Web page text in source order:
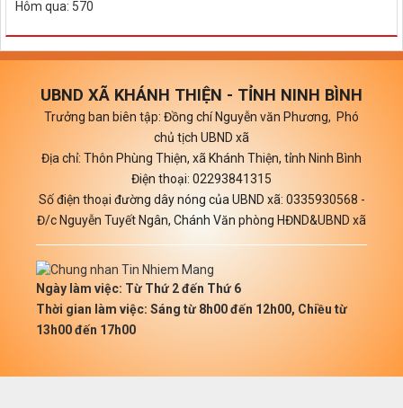
Hôm qua: 570
UBND XÃ KHÁNH THIỆN - TỈNH NINH BÌNH
Trưởng ban biên tập: Đồng chí Nguyễn văn Phương, Phó
chủ tịch UBND xã
Địa chỉ: Thôn Phùng Thiện, xã Khánh Thiện, tỉnh Ninh Bình
Điện thoại: 02293841315
Số điện thoại đường dây nóng của UBND xã: 0335930568 -
Đ/c Nguyễn Tuyết Ngân, Chánh Văn phòng HĐND&UBND xã
Ngày làm việc: Từ Thứ 2 đến Thứ 6
Thời gian làm việc: Sáng từ 8h00 đến 12h00, Chiều từ
13h00 đến 17h00